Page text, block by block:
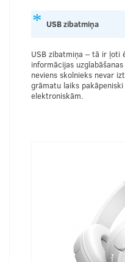
USB zibatmiņa
USB zibatmiņa – tā ir ļoti
informācijas
neviens skolnieks nevar
grāmatu laiks
elektroniskām.